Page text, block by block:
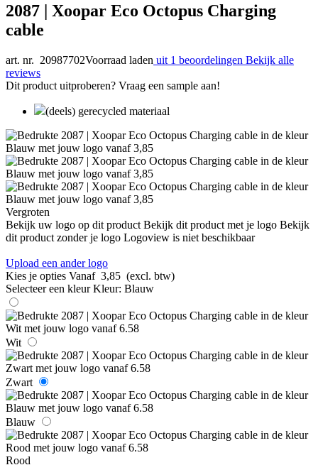
2087 | Xoopar Eco Octopus Charging
cable
art. nr. 20987702Voorraad laden uit 1 beoordelingen Bekijk alle
reviews
Dit product uitproberen? Vraag een sample aan!
(deels) gerecycled materiaal
Vergroten
Bekijk uw logo op dit product Bekijk dit product met je logo Bekijk
dit product zonder je logo Logoview is niet beschikbaar
Upload een ander logo
Kies je opties Vanaf 3,85 (excl. btw)
Selecteer een kleur Kleur: Blauw
Wit
Zwart
Blauw
Rood